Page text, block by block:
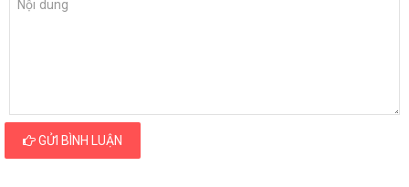
GỬI BÌNH LUẬN